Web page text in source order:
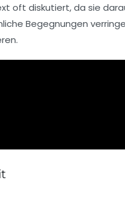
oft diskutiert, da sie
Begegnungen